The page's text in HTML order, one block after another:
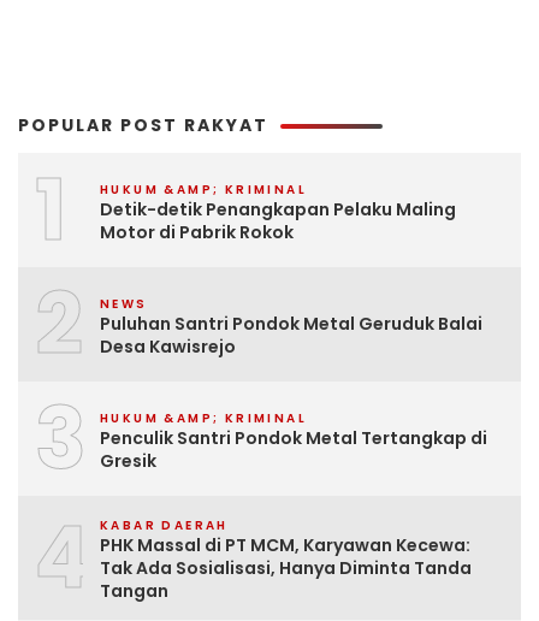
POPULAR POST RAKYAT
1 HUKUM &AMP; KRIMINAL
Detik-detik Penangkapan Pelaku Maling
Motor di Pabrik Rokok
2 NEWS
Puluhan Santri Pondok Metal Geruduk Balai
Desa Kawisrejo
3 HUKUM &AMP; KRIMINAL
Penculik Santri Pondok Metal Tertangkap di
Gresik
4 KABAR DAERAH
PHK Massal di PT MCM, Karyawan Kecewa:
Tak Ada Sosialisasi, Hanya Diminta Tanda
Tangan